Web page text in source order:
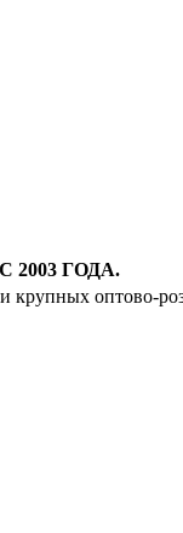
2003 ГОДА.
крупных оптово-